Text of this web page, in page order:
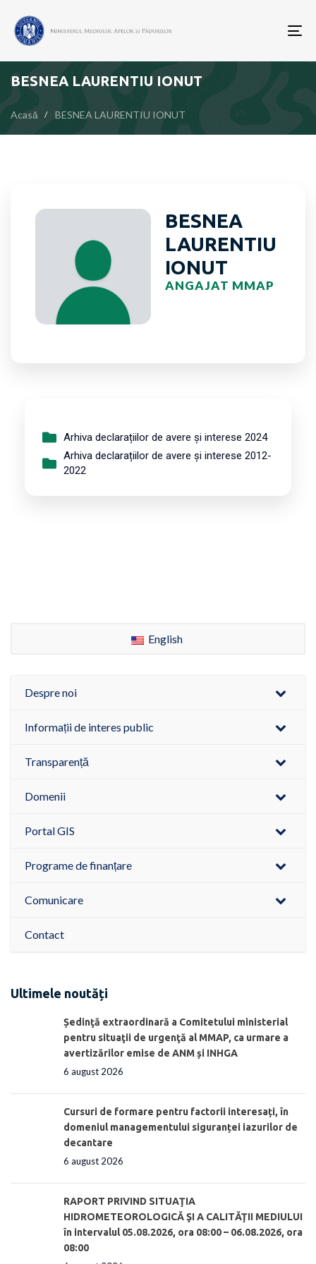
BESNEA LAURENTIU IONUT
Acasă BESNEA LAURENTIU IONUT
BESNEA
LAURENTIU
IONUT
ANGAJAT MMAP
Arhiva declarațiilor de avere și interese 2024
Arhiva declarațiilor de avere și interese 2012-
2022
English
Despre noi
Informații de interes public
Transparență
Domenii
Portal GIS
Programe de finanțare
Comunicare
Contact
Ultimele noutăți
Ședinţă extraordinară a Comitetului ministerial
pentru situaţii de urgenţă al MMAP, ca urmare a
avertizărilor emise de ANM și INHGA
6 august 2026
Cursuri de formare pentru factorii interesați, în
domeniul managementului siguranței iazurilor de
decantare
6 august 2026
RAPORT PRIVIND SITUAŢIA
HIDROMETEOROLOGICĂ ŞI A CALITĂŢII MEDIULUI
în intervalul 05.08.2026, ora 08:00 – 06.08.2026, ora
08:00